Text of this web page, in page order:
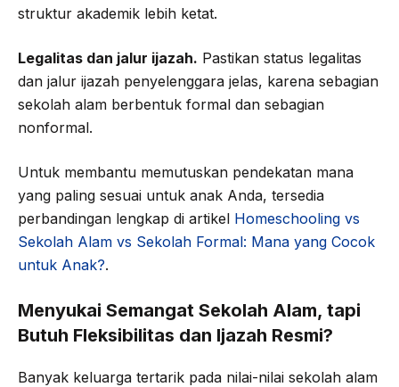
struktur akademik lebih ketat.
Legalitas dan jalur ijazah. Pastikan status legalitas
dan jalur ijazah penyelenggara jelas, karena sebagian
sekolah alam berbentuk formal dan sebagian
nonformal.
Untuk membantu memutuskan pendekatan mana
yang paling sesuai untuk anak Anda, tersedia
perbandingan lengkap di artikel Homeschooling vs
Sekolah Alam vs Sekolah Formal: Mana yang Cocok
untuk Anak?.
Menyukai Semangat Sekolah Alam, tapi
Butuh Fleksibilitas dan Ijazah Resmi?
Banyak keluarga tertarik pada nilai-nilai sekolah alam